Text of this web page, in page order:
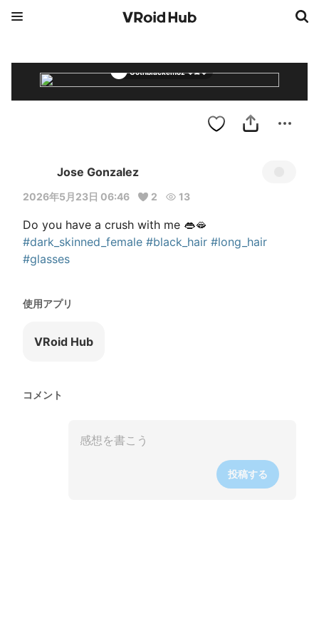
Gothblackemoz 💜☠💜
Jose Gonzalez
2026年5月23日 06:46 2 13
#dark_skinned_female #black_hair #long_hair
#glasses
使用アプリ
VRoid Hub
コメント
投稿する